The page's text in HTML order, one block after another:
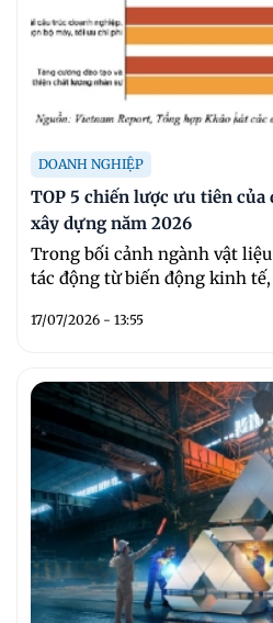
DOANH NGHIỆP
TOP 5 chiến lược ưu tiên
xây dựng năm 2026
Trong bối cảnh ngành vật
tác động từ biến động kinh tế,
17/07/2026 - 13:55